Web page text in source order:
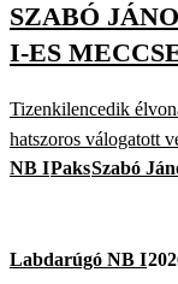
SZABÓ
I-ES
Tizenkilencedik
hatszoros válogatott
NB IPaksSzabó
Labdarúgó NB I